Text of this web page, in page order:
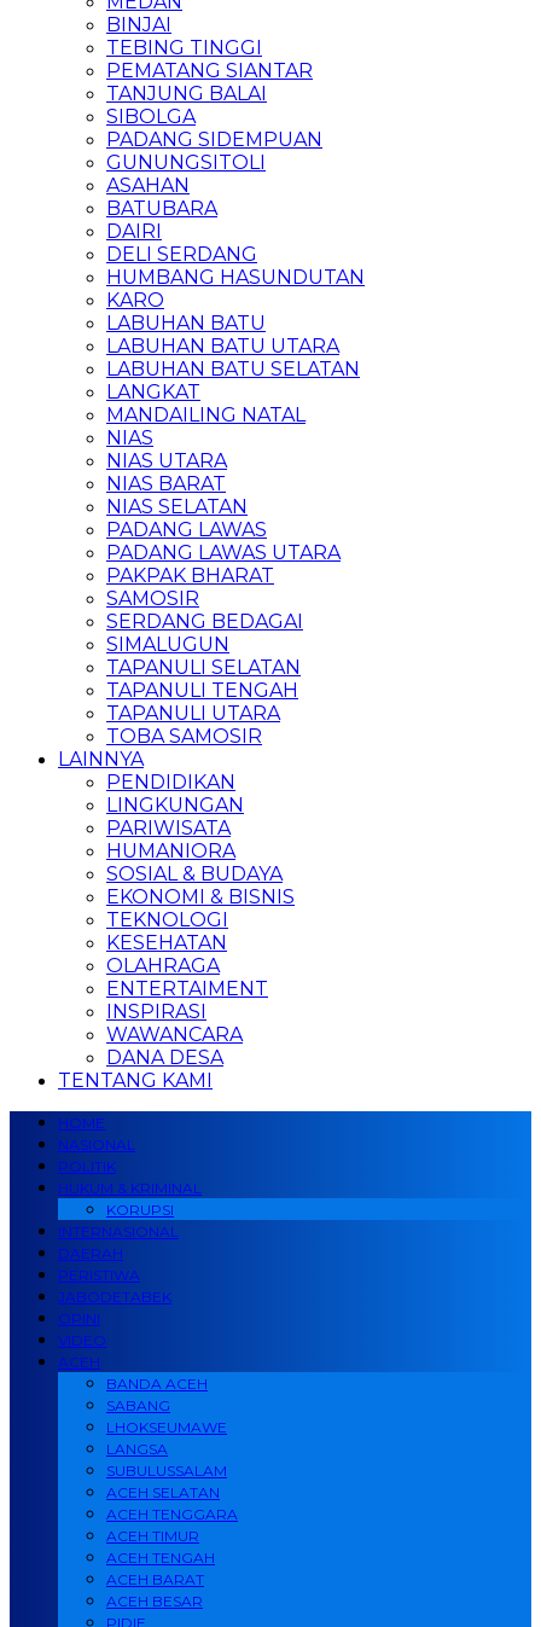
BINJAI
TEBING TINGGI
PEMATANG SIANTAR
TANJUNG BALAI
SIBOLGA
PADANG SIDEMPUAN
GUNUNGSITOLI
ASAHAN
BATUBARA
DAIRI
DELI SERDANG
HUMBANG HASUNDUTAN
KARO
LABUHAN BATU
LABUHAN BATU UTARA
LABUHAN BATU SELATAN
LANGKAT
MANDAILING NATAL
NIAS
NIAS UTARA
NIAS BARAT
NIAS SELATAN
PADANG LAWAS
PADANG LAWAS UTARA
PAKPAK BHARAT
SAMOSIR
SERDANG BEDAGAI
SIMALUGUN
TAPANULI SELATAN
TAPANULI TENGAH
TAPANULI UTARA
TOBA SAMOSIR
LAINNYA
PENDIDIKAN
LINGKUNGAN
PARIWISATA
HUMANIORA
SOSIAL & BUDAYA
EKONOMI & BISNIS
TEKNOLOGI
KESEHATAN
OLAHRAGA
ENTERTAIMENT
INSPIRASI
WAWANCARA
DANA DESA
TENTANG KAMI
HOME
NASIONAL
POLITIK
HUKUM & KRIMINAL
KORUPSI
INTERNASIONAL
DAERAH
PERISTIWA
JABODETABEK
OPINI
VIDEO
ACEH
BANDA ACEH
SABANG
LHOKSEUMAWE
LANGSA
SUBULUSSALAM
ACEH SELATAN
ACEH TENGGARA
ACEH TIMUR
ACEH TENGAH
ACEH BARAT
ACEH BESAR
PIDIE